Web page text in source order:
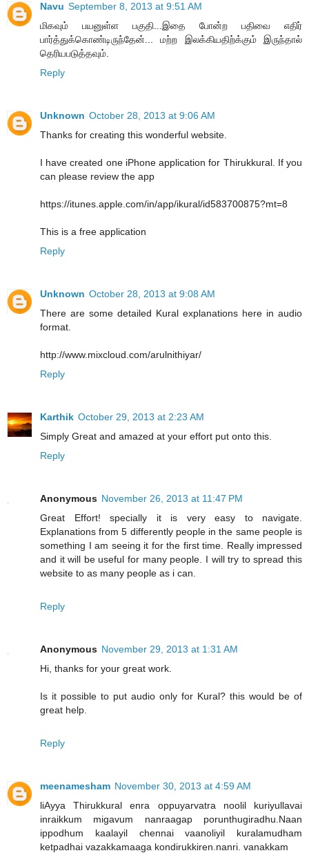
Navu September 8, 2013 at 9:51 AM
மிகவும் பயனுள்ள பகுதி...இதை போன்ற பதிவை எதிர்
பார்த்துக்கொண்டிருந்தேன்... மற்ற இலக்கியதிற்க்கும் இருந்தால்
தெரியபடுத்தவும்.
Reply
Unknown October 28, 2013 at 9:06 AM
Thanks for creating this wonderful website.
I have created one iPhone application for Thirukkural. If you
can please review the app
https://itunes.apple.com/in/app/ikural/id583700875?mt=8
This is a free application
Reply
Unknown October 28, 2013 at 9:08 AM
There are some detailed Kural explanations here in audio
format.
http://www.mixcloud.com/arulnithiyar/
Reply
Karthik October 29, 2013 at 2:23 AM
Simply Great and amazed at your effort put onto this.
Reply
Anonymous November 26, 2013 at 11:47 PM
Great Effort! specially it is very easy to navigate.
Explanations from 5 differently people in the same people is
something I am seeing it for the first time. Really impressed
and it will be useful for many people. I will try to spread this
website to as many people as i can.
Reply
Anonymous November 29, 2013 at 1:31 AM
Hi, thanks for your great work.
Is it possible to put audio only for Kural? this would be of
great help.
Reply
meenamesham November 30, 2013 at 4:59 AM
liAyya Thirukkural enra oppuyarvatra noolil kuriyullavai
inraikkum migavum nanraagap porunthugiradhu.Naan
ippodhum kaalayil chennai vaanoliyil kuralamudham
ketpadhai vazakkamaaga kondirukkiren.nanri. vanakkam